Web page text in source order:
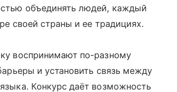
объединять людей, каждый
своей страны и ее традициях.
воспринимают по-разному
и установить связь между
Конкурс даёт возможность